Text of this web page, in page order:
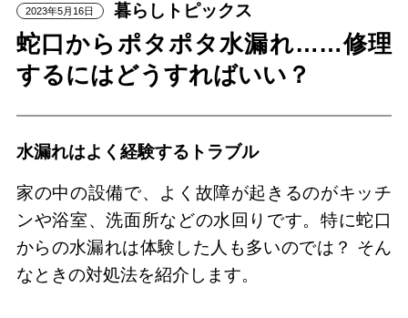
2023年5月16日 暮らしトピックス
蛇口からポタポタ水漏れ……修理
するにはどうすればいい？
水漏れはよく経験するトラブル
家の中の設備で、よく故障が起きるのがキッチ
ンや浴室、洗面所などの水回りです。特に蛇口
からの水漏れは体験した人も多いのでは？ そん
なときの対処法を紹介します。